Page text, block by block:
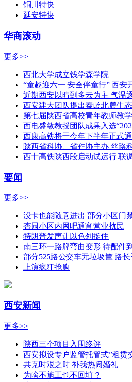
铜川特快
延安特快
华商滚动
更多>>
西北大学成立钱学森学院
“童趣迎六一 安全伴童行” 西安
近期西安以晴到多云为主 气温
西安建大团队提出秦岭北麓生
第七届陕西省高校青年教师教
西电盛敏教授团队成果入选
西康高铁将于今年下半年正式
陕西省科协、省作协主办 丝路
西十高铁陕西段启动试运行 联
要闻
更多>>
没卡也能随意进出 部分小区门
杏园小区内网吧通宵营业扰民
特朗普发声让以色列挺住
南三环一路牌弯曲变形 待配件
部分525路公交车无垃圾筐 路
上演疯狂抢购
西安新闻
更多>>
陕西三个项目入围终评
西安拟设专户监管托管式”租赁
共克时艰之时 补我热闹婚礼
为啥不施工也不回填？